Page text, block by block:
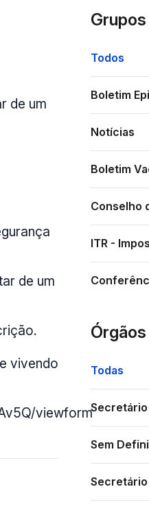
de um
de um
vivendo
viewform
Grupos
Todos
Boletim
Notícias
Boletim
Conselho
ITR -
Todas
Secretário
Sem
Secretário